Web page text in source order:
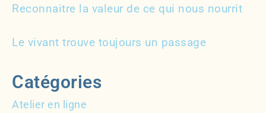
Reconnaitre la valeur de ce qui nous nourrit
Le vivant trouve toujours un passage
Catégories
Atelier en ligne